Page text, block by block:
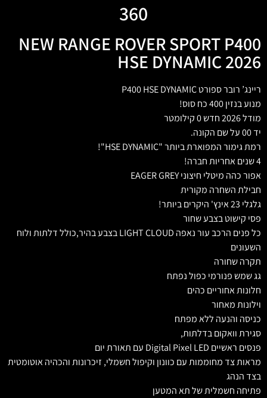
360
NEW RANGE ROVER SPORT P400
HSE DYNAMIC 2026
ריינג’ רובר ספורט P400 HSE DYNAMIC
מנוע בנזין 400 כח סוס!
מודל 2026 חדש 0 קילומטר
יד 00 על שם הקונה.
רמת גימור המפוארת ביותר "HSE DYNAMIC"!
4 שנים אחריות חברה!
אפור כהה מיטלי חיצוני EAGER GREY
חבילת השחרה מקורית
גלגלי 23 אינץ' היקרים ביותר!
פסי קישוט בצבע שחור
כל פנים הרכב עור נאפה LIGHT CLOUD בצבע בהיר,כולל דלתות ולוח
השעונים
תקרה שחורה
גג שמש פנורמי כפול נפתח
חלונות אחוריים כהים
וילונות מאחור
כניסה והנעה ללא מפתח
סגירת וואקום בדלתות,
פנסים ראשיים Digital Pixel LED עם תאורת יום
מראות צד מחוממות עם כוונון וקיפול חשמלי, זיכרונות והכהיה אוטומטית
בצד הנהג
פתיחה חשמלית של תא המטען